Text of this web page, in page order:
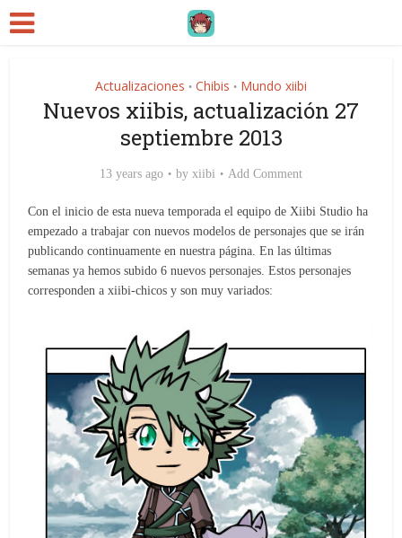
Actualizaciones • Chibis • Mundo xiibi
Nuevos xiibis, actualización 27
septiembre 2013
13 years ago by xiibi Add Comment
Con el inicio de esta nueva temporada el equipo de Xiibi Studio ha
empezado a trabajar con nuevos modelos de personajes que se irán
publicando continuamente en nuestra página. En las últimas
semanas ya hemos subido 6 nuevos personajes. Estos personajes
corresponden a xiibi-chicos y son muy variados: